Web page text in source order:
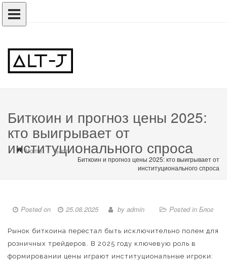
Биткоин и прогноз цены 2025:
кто выигрывает от
институционального спроса
Home
Блог
Биткоин и прогноз цены 2025: кто выигрывает от
институционального спроса
Posted on 25.08.2025 by admin Posted in Блог
Рынок биткоина перестал быть исключительно полем для
розничных трейдеров. В 2025 году ключевую роль в
формировании цены играют институциональные игроки: